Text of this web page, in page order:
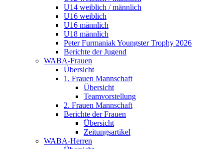
U14 weiblich / männlich
U16 weiblich
U16 männlich
U18 männlich
Peter Furmaniak Youngster Trophy 2026
Berichte der Jugend
WABA-Frauen
Übersicht
1. Frauen Mannschaft
Übersicht
Teamvorstellung
2. Frauen Mannschaft
Berichte der Frauen
Übersicht
Zeitungsartikel
WABA-Herren